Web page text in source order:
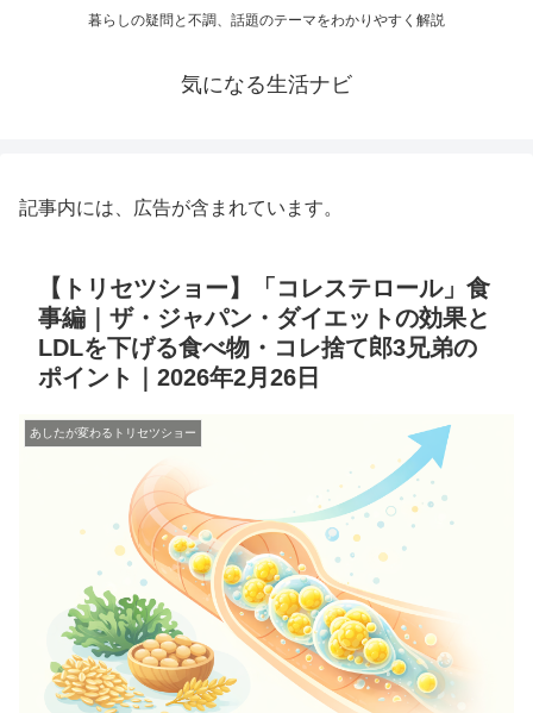
暮らしの疑問と不調、話題のテーマをわかりやすく解説
気になる生活ナビ
記事内には、広告が含まれています。
【トリセツショー】「コレステロール」食
事編｜ザ・ジャパン・ダイエットの効果と
LDLを下げる食べ物・コレ捨て郎3兄弟の
ポイント｜2026年2月26日
あしたが変わるトリセツショー